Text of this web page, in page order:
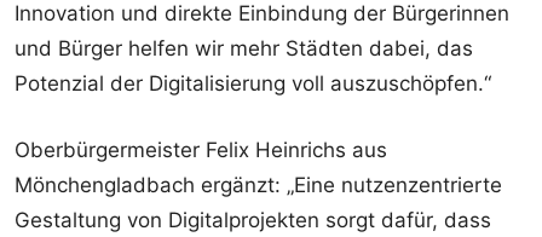
Innovation und direkte Einbindung der Bürgerinnen
und Bürger helfen wir mehr Städten dabei, das
Potenzial der Digitalisierung voll auszuschöpfen.“
Oberbürgermeister Felix Heinrichs aus
Mönchengladbach ergänzt: „Eine nutzenzentrierte
Gestaltung von Digitalprojekten sorgt dafür, dass